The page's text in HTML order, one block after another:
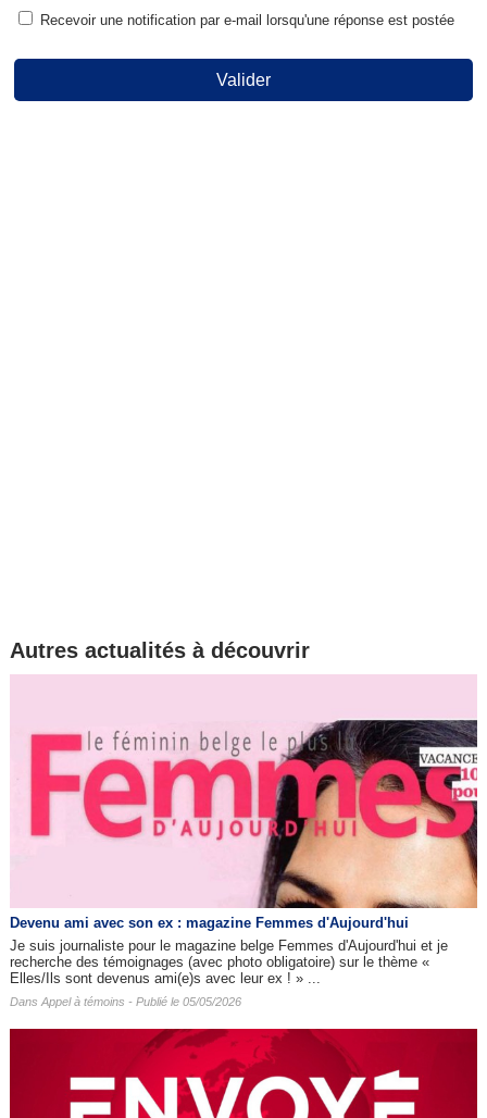
Recevoir une notification par e-mail lorsqu'une réponse est postée
Valider
Autres actualités à découvrir
Devenu ami avec son ex : magazine Femmes d'Aujourd'hui
Je suis journaliste pour le magazine belge Femmes d'Aujourd'hui et je
recherche des témoignages (avec photo obligatoire) sur le thème «
Elles/Ils sont devenus ami(e)s avec leur ex ! » ...
Dans Appel à témoins - Publié le 05/05/2026